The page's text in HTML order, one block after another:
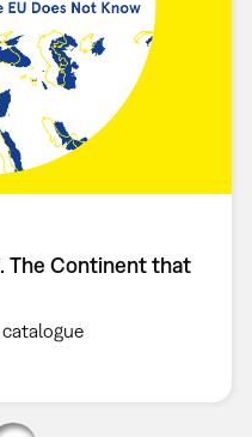
The Continent that